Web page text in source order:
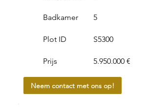
Badkamer 5
Plot ID
Prijs
S5300
5.950.000 €
Neem contact met ons op!